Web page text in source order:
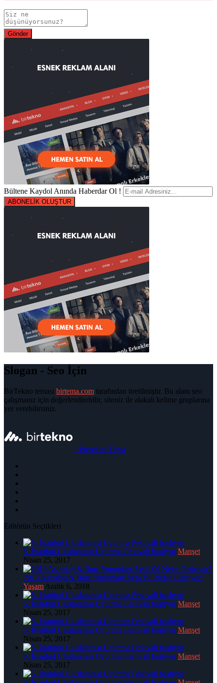
Bültene Kaydol Anında Haberdar Ol !
ABONELİK OLUŞTUR
Slogan - Seo İçin
BirTekno teması birtema.com tarafından üretilmiştir. Bu alanı seo
çalışmanız için değerlendirebilir, siteniz ile alakalı kelime gruplarına
yer verebilirsiniz.
| Premium Tema
Editörün Seçtikleri
5. İstanbul Uluslararası Uçurtma Festivali başlıyor Manşet
Nisan 25, 2017
2019 Astroloji & Burç Yorumları: Yeni Yıl Neler Getiriyor?
Yaşam Aralık 6, 2018
5. İstanbul Uluslararası Uçurtma Festivali başlıyor Manşet
Nisan 25, 2017
5. İstanbul Uluslararası Uçurtma Festivali başlıyor Manşet
Nisan 25, 2017
5. İstanbul Uluslararası Uçurtma Festivali başlıyor Manşet
Nisan 25, 2017